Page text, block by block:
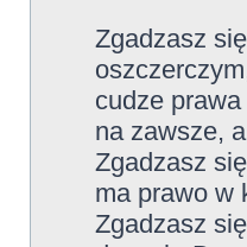
Zgadzasz
cudze
na zawsze,
Zgadzasz
ma prawo w
Zgadzasz